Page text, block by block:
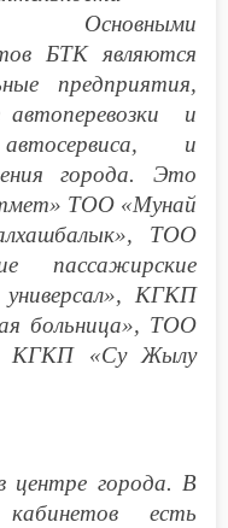
Основными
БТК являются
предприятия,
автоперевозки и
и
города. Это
ТОО «Мунай
ТОО
пассажирские
КГКП
больница», ТОО
КГКП «Су Жылу
центре города. В
есть